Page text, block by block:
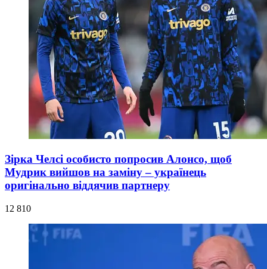
Зірка Челсі особисто попросив Алонсо, щоб
Мудрик вийшов на заміну – українець
оригінально віддячив партнеру
12 810